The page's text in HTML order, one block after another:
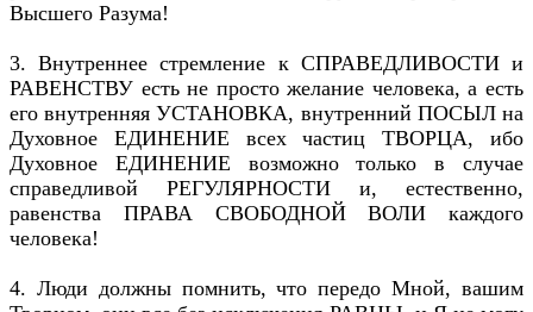
Высшего Разума!
3. Внутреннее стремление к СПРАВЕДЛИВОСТИ и
РАВЕНСТВУ есть не просто желание человека, а есть
его внутренняя УСТАНОВКА, внутренний ПОСЫЛ на
Духовное ЕДИНЕНИЕ всех частиц ТВОРЦА, ибо
Духовное ЕДИНЕНИЕ возможно только в случае
справедливой РЕГУЛЯРНОСТИ и, естественно,
равенства ПРАВА СВОБОДНОЙ ВОЛИ каждого
человека!
4. Люди должны помнить, что передо Мной, вашим